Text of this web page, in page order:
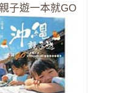
子遊一本就GO